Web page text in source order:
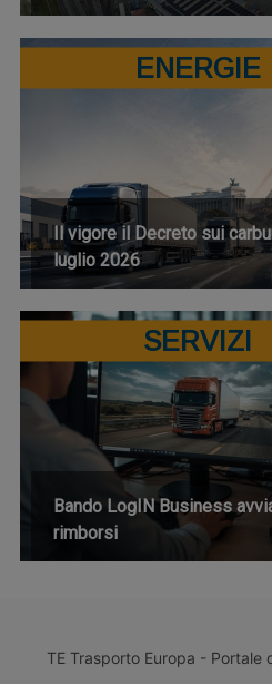
ENERGIE
Il vigore il Decreto sui
luglio 2026
SERVIZI
Bando LogIN Business
rimborsi
TE Trasporto Europa - Portale